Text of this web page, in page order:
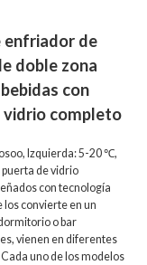
enfriador de
doble zona
con
vidrio completo
Izquierda: 5-20 ℃,
de vidrio
con tecnología
convierte en un
o bar
vienen en diferentes
uno de los modelos